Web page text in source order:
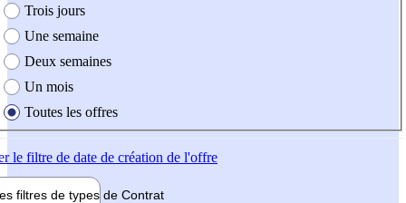
Trois jours
Une semaine
Deux semaines
Un mois
Toutes les offres
le filtre de date de création de l'offre
filtres de types de Contrat